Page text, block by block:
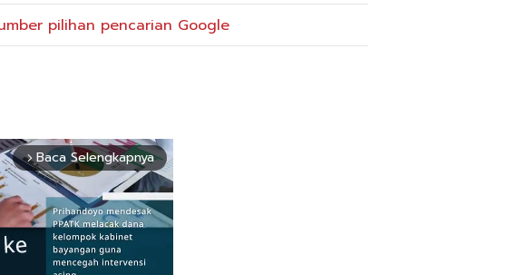
pilihan pencarian Google
arrow_forward_ios Baca Selengkapnya